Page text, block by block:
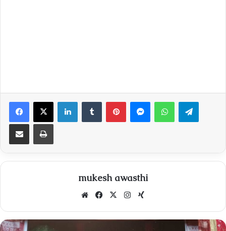
Facebook
X LinkedInTumblr PinterestMessengerWhatsApp
Share via Email Print
mukesh awasthi
WebsiteFacebook
X Instagram